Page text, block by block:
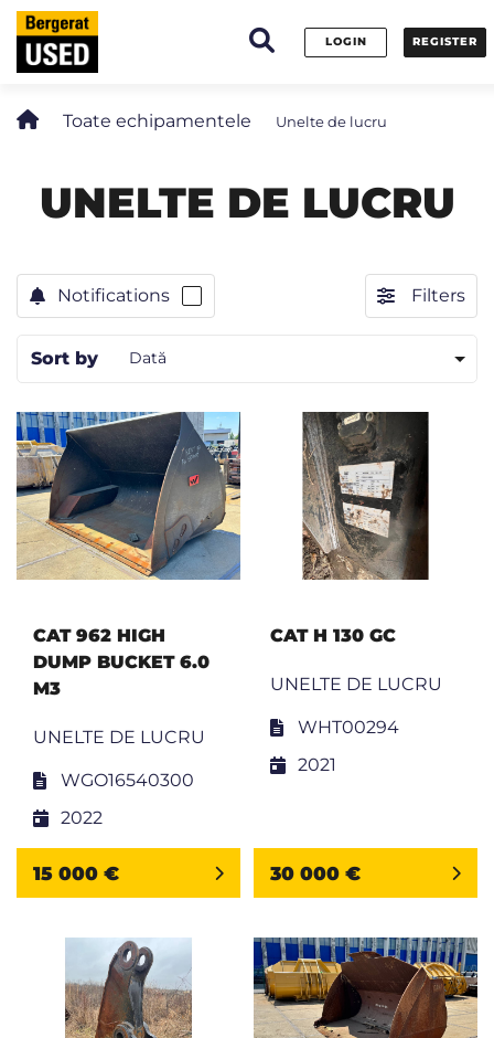
LOGIN REGISTER
Toate echipamentele Unelte de lucru
UNELTE DE LUCRU
Notifications Filters
Sort by Dată
CAT 962 HIGH
DUMP BUCKET 6.0
M3
UNELTE DE LUCRU
WGO16540300
2022
15 000 €
CAT H 130 GC
UNELTE DE LUCRU
WHT00294
2021
30 000 €
Panoul de gestionare a panourilor cookie